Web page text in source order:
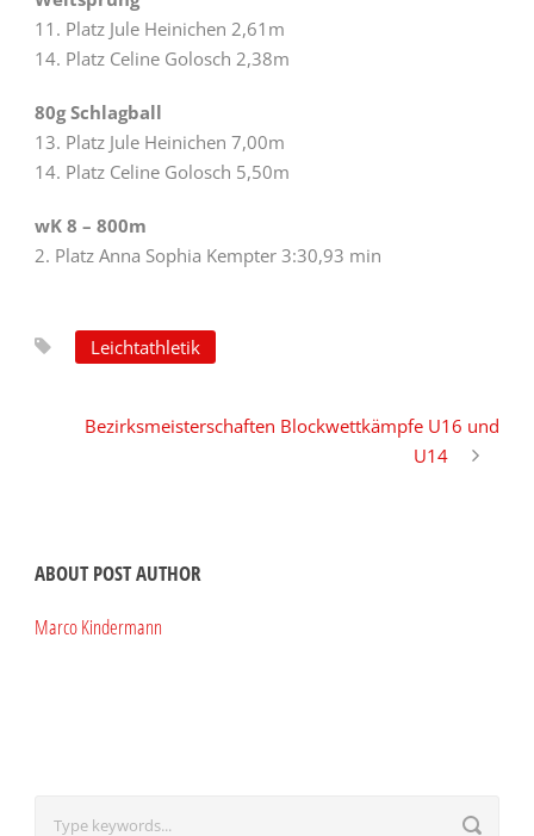
11. Platz Jule Heinichen 2,61m
14. Platz Celine Golosch 2,38m
80g Schlagball
13. Platz Jule Heinichen 7,00m
14. Platz Celine Golosch 5,50m
wK 8 – 800m
2. Platz Anna Sophia Kempter 3:30,93 min
Leichtathletik
Bezirksmeisterschaften Blockwettkämpfe U16 und
U14
ABOUT POST AUTHOR
Marco Kindermann